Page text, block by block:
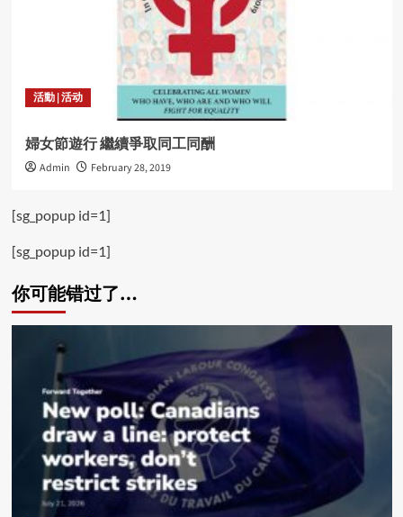
活動 | 活动
婦女節遊行 繼續爭取同工同酬
Admin February 28, 2019
[sg_popup id=1]
[sg_popup id=1]
你可能错过了…